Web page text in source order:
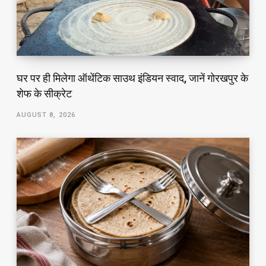
घर पर ही मिलेगा ऑथेंटिक साउथ इंडियन स्वाद, जानें गोरखपुर के
शेफ के सीक्रेट
AUGUST 8, 2026